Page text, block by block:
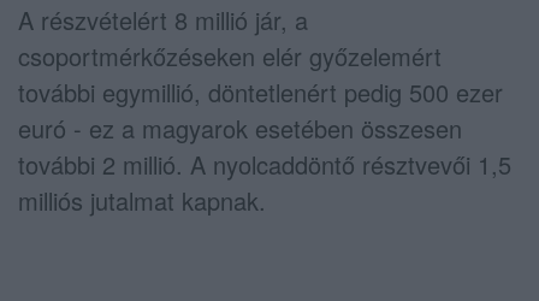
A részvételért 8 millió jár, a
csoportmérkőzéseken elér győzelemért
további egymillió, döntetlenért pedig 500 ezer
euró - ez a magyarok esetében összesen
további 2 millió. A nyolcaddöntő résztvevői 1,5
milliós jutalmat kapnak.